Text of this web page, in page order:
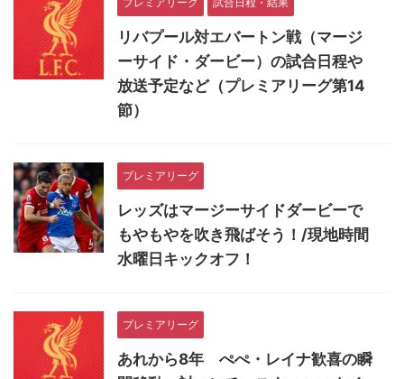
リバプール対エバートン戦（マージ
ーサイド・ダービー）の試合日程や
放送予定など（プレミアリーグ第14
節）
プレミアリーグ
レッズはマージーサイドダービーで
もやもやを吹き飛ばそう！/現地時間
水曜日キックオフ！
プレミアリーグ
あれから8年 ぺぺ・レイナ歓喜の瞬